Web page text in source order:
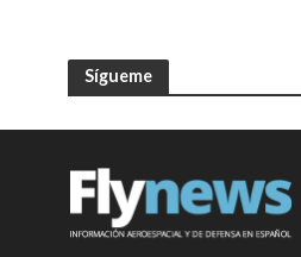
Sígueme